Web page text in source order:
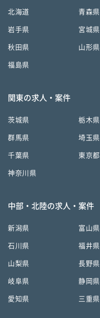
北海道 青森県
岩手県 宮城県
秋田県 山形県
福島県
関東の求人・案件
茨城県 栃木県
群馬県 埼玉県
千葉県 東京都
神奈川県
中部・北陸の求人・案件
新潟県 富山県
石川県 福井県
山梨県 長野県
岐阜県 静岡県
愛知県 三重県